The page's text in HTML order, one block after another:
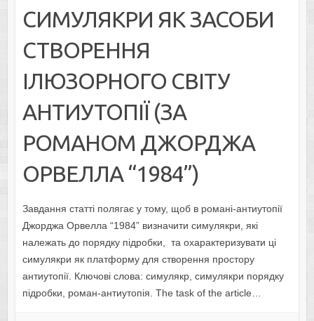
СИМУЛЯКРИ ЯК ЗАСОБИ
СТВОРЕННЯ
ІЛЮЗОРНОГО СВІТУ
АНТИУТОПІЇ (ЗА
РОМАНОМ ДЖОРДЖА
ОРВЕЛЛА “1984”)
Завдання статті полягає у тому, щоб в романі-антиутопії
Джорджа Орвелла “1984” визначити симулякри, які
належать до порядку підробки, та охарактеризувати ці
симулякри як платформу для створення простору
антиутопії. Ключові слова: симулякр, симулякри порядку
підробки, роман-антиутопія. The task of the article…